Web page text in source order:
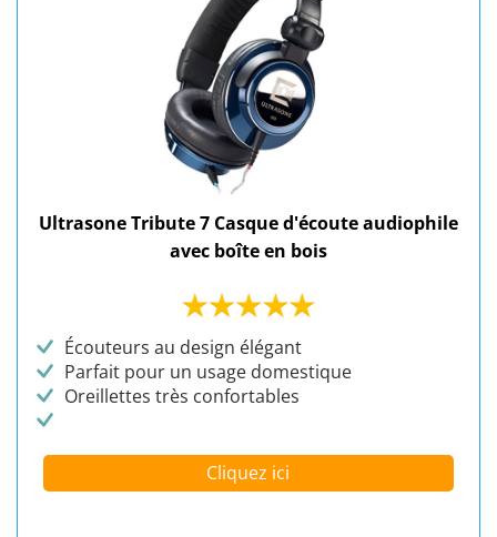
Ultrasone Tribute 7 Casque d'écoute audiophile
avec boîte en bois
Écouteurs au design élégant
Parfait pour un usage domestique
Oreillettes très confortables
Cliquez ici